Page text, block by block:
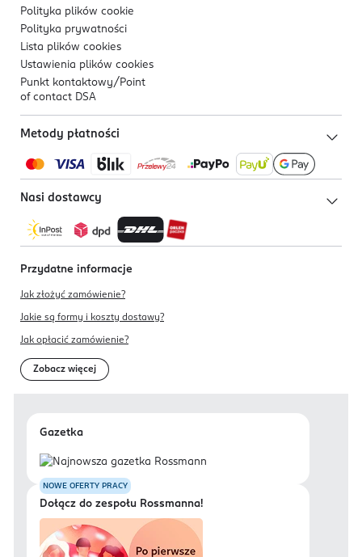
Polityka plików cookie
Polityka prywatności
Lista plików cookies
Ustawienia plików cookies
Punkt kontaktowy/ Point
of contact DSA
Metody płatności
Nasi dostawcy
Przydatne informacje
Jak złożyć zamówienie?
Jakie są formy i koszty dostawy?
Jak opłacić zamówienie?
Zobacz więcej
Gazetka
NOWE OFERTY PRACY
Dołącz do zespołu Rossmanna!